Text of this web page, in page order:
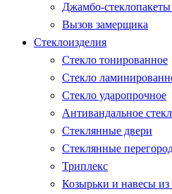
Джамбо-
Вызов замерщика
Стеклоизделия
Стекло тонированное
Стекло
Стекло ударопрочное
Антивандальное
Стеклянные двери
Стеклянные
Триплекс
Козырьки и навесы из